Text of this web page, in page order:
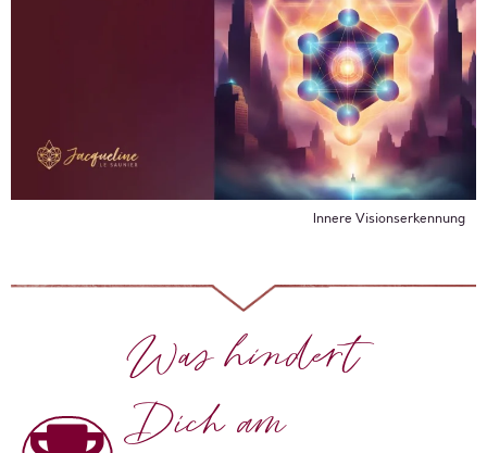
Innere Visionserkennung
Was hindert
Dich am